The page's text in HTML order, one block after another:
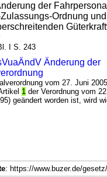
der
Ordnung
I S. 243
Änderung der
vom 27. Juni
1 der Verordnung vom
geändert worden ist, wird
: https://www.buzer.de/